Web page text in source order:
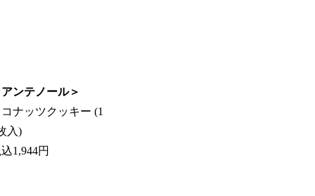
ンテノール＞
コナッツクッキー (1
入)
1,944円